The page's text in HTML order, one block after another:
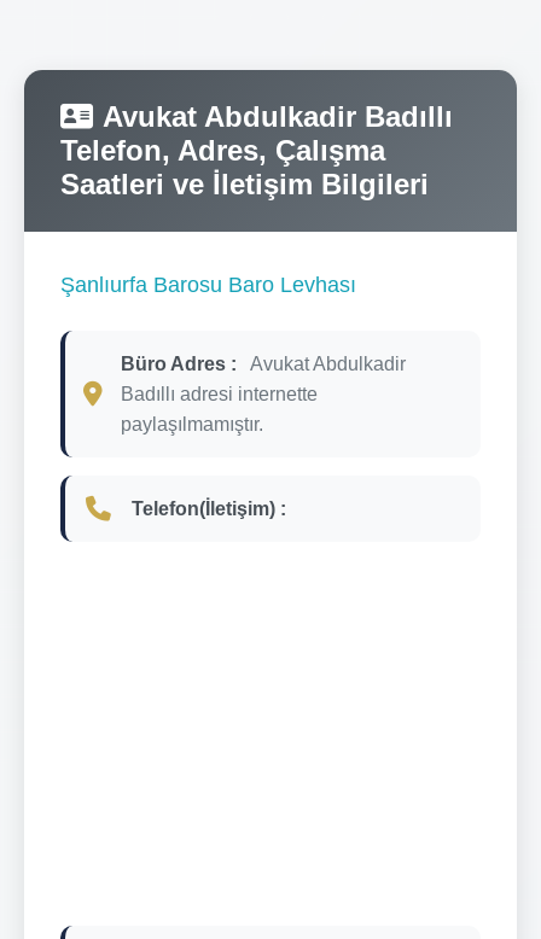
Avukat Abdulkadir Badıllı
Telefon, Adres, Çalışma
Saatleri ve İletişim Bilgileri
Şanlıurfa Barosu Baro Levhası
Büro Adres :
Avukat Abdulkadir
Badıllı adresi internette
paylaşılmamıştır.
Telefon(İletişim) :